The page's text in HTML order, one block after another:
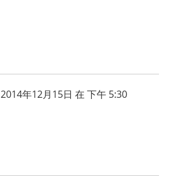
2014年12月15日 在 下午 5:30